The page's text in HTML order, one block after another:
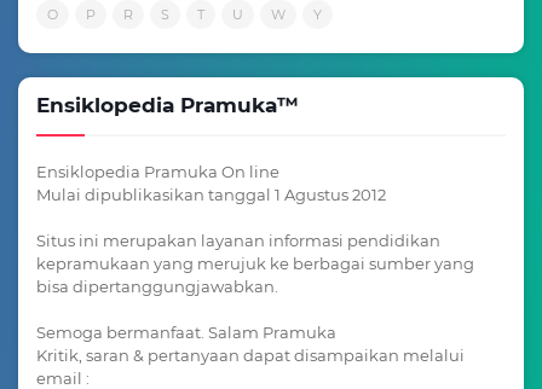
O P R S T U W Y
Ensiklopedia Pramuka™
Ensiklopedia Pramuka On line
Mulai dipublikasikan tanggal 1 Agustus 2012
Situs ini merupakan layanan informasi pendidikan
kepramukaan yang merujuk ke berbagai sumber yang
bisa dipertanggungjawabkan.
Semoga bermanfaat. Salam Pramuka
Kritik, saran & pertanyaan dapat disampaikan melalui
email :